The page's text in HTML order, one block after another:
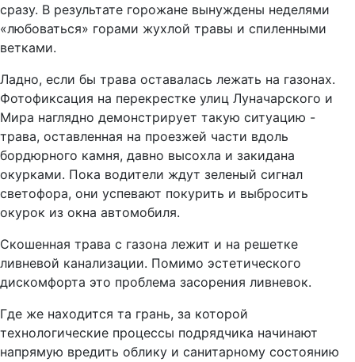
сразу. В результате горожане вынуждены неделями
«любоваться» горами жухлой травы и спиленными
ветками.
Ладно, если бы трава оставалась лежать на газонах.
Фотофиксация на перекрестке улиц Луначарского и
Мира наглядно демонстрирует такую ситуацию -
трава, оставленная на проезжей части вдоль
бордюрного камня, давно высохла и закидана
окурками. Пока водители ждут зеленый сигнал
светофора, они успевают покурить и выбросить
окурок из окна автомобиля.
Скошенная трава с газона лежит и на решетке
ливневой канализации. Помимо эстетического
дискомфорта это проблема засорения ливневок.
Где же находится та грань, за которой
технологические процессы подрядчика начинают
напрямую вредить облику и санитарному состоянию